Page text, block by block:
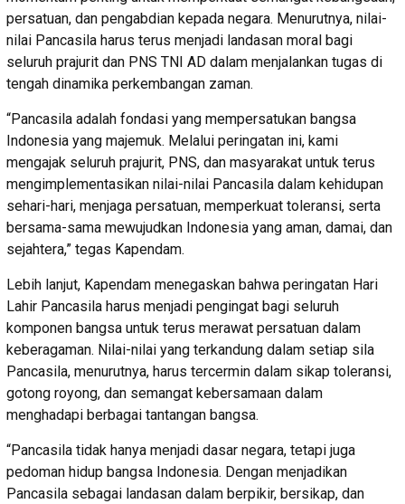
persatuan, dan pengabdian kepada negara. Menurutnya, nilai-
nilai Pancasila harus terus menjadi landasan moral bagi
seluruh prajurit dan PNS TNI AD dalam menjalankan tugas di
tengah dinamika perkembangan zaman.
“Pancasila adalah fondasi yang mempersatukan bangsa
Indonesia yang majemuk. Melalui peringatan ini, kami
mengajak seluruh prajurit, PNS, dan masyarakat untuk terus
mengimplementasikan nilai-nilai Pancasila dalam kehidupan
sehari-hari, menjaga persatuan, memperkuat toleransi, serta
bersama-sama mewujudkan Indonesia yang aman, damai, dan
sejahtera,” tegas Kapendam.
Lebih lanjut, Kapendam menegaskan bahwa peringatan Hari
Lahir Pancasila harus menjadi pengingat bagi seluruh
komponen bangsa untuk terus merawat persatuan dalam
keberagaman. Nilai-nilai yang terkandung dalam setiap sila
Pancasila, menurutnya, harus tercermin dalam sikap toleransi,
gotong royong, dan semangat kebersamaan dalam
menghadapi berbagai tantangan bangsa.
“Pancasila tidak hanya menjadi dasar negara, tetapi juga
pedoman hidup bangsa Indonesia. Dengan menjadikan
Pancasila sebagai landasan dalam berpikir, bersikap, dan